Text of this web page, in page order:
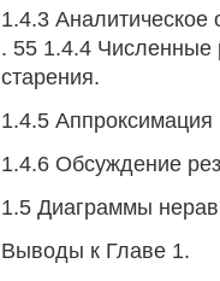
1.4.3 Аналитическое
. 55 1.4.4 Численные
старения.
1.4.5 Аппроксимация
1.4.6 Обсуждение
1.5 Диаграммы
Выводы к Главе 1.